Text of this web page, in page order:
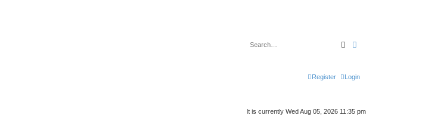
Search
Login
Register
It is currently Wed Aug 05, 2026 11:35 pm